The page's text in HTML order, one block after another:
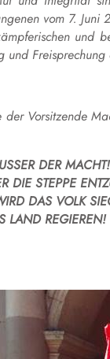
vom 7.
und
Vorsitzende
DER MACHT!
DIE STEPPE
DAS VOLK
LAND REGIEREN!